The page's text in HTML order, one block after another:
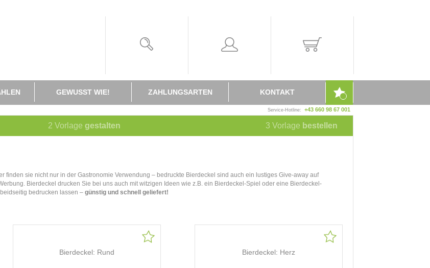
GEWUSST WIE! ZAHLUNGSARTEN KONTAKT
Service-Hotline: +43 660 98 67 001
2 Vorlage gestalten 3 Vorlage bestellen
finden sie nicht nur in der Gastronomie Verwendung – bedruckte Bierdeckel sind auch ein lustiges Give-away auf
Bierdeckel drucken Sie bei uns auch mit witzigen Ideen wie z.B. ein Bierdeckel-Spiel oder eine Bierdeckel-
bedrucken lassen – günstig und schnell geliefert!
Bierdeckel: Rund Bierdeckel: Herz